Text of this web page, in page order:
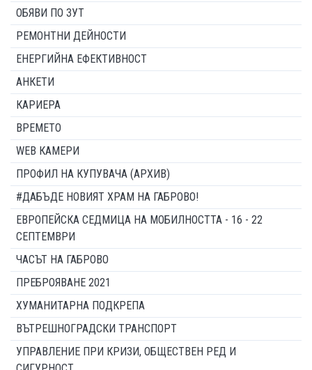
ОБЯВИ ПО ЗУТ
РЕМОНТНИ ДЕЙНОСТИ
ЕНЕРГИЙНА ЕФЕКТИВНОСТ
АНКЕТИ
КАРИЕРА
ВРЕМЕТО
WEB КАМЕРИ
ПРОФИЛ НА КУПУВАЧА (АРХИВ)
#ДАБЪДЕ НОВИЯТ ХРАМ НА ГАБРОВО!
ЕВРОПЕЙСКА СЕДМИЦА НА МОБИЛНОСТТА - 16 - 22
СЕПТЕМВРИ
ЧАСЪТ НА ГАБРОВО
ПРЕБРОЯВАНЕ 2021
ХУМАНИТАРНА ПОДКРЕПА
ВЪТРЕШНОГРАДСКИ ТРАНСПОРТ
УПРАВЛЕНИЕ ПРИ КРИЗИ, ОБЩЕСТВЕН РЕД И